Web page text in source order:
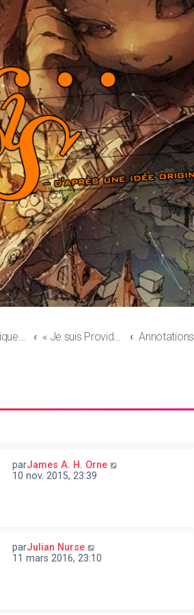
« Les Chroniques de Providence – Tales of The Divine City » « Je suis Providence (Hors-scène·Seconds rôles) » Annotations
parJames A. H. Orne
10 nov. 2015, 23:39
parJulian Nurse
o
11 mars 2016, 23:10